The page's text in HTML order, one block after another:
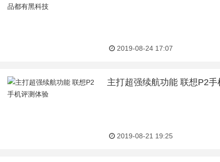
2019-08-24 17:07
主打超强续航功能 联想P2
2019-08-21 19:25